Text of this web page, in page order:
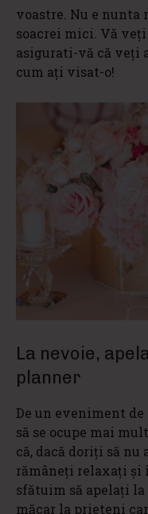
voastre. Nu e nunta
soacrei mici. Vă
asigurati-vă că veți
cum ați visat-o!
La nevoie,
planner
De un eveniment
să se ocupe mai
că, dacă doriți să nu
rămâneți relaxați
sfătuim să apelați
măcar la prieteni